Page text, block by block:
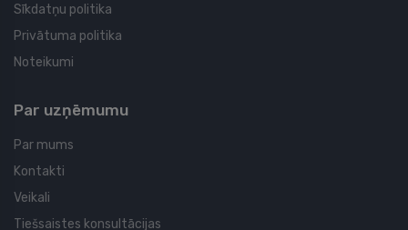
Sīkdatņu politika
Privātuma politika
Noteikumi
Par uzņēmumu
Par mums
Kontakti
Veikali
Tiešsaistes konsultācijas